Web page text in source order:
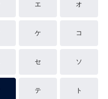
エ オ
ケ コ
セ ソ
テ ト